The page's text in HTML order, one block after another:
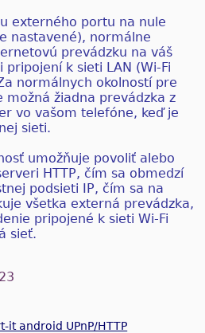
externého portu na nule
nastavené), normálne
prevádzku na váš
k sieti LAN (Wi-Fi
normálnych okolností pre
možná žiadna prevádzka z
vo vašom telefóne, keď je
sieti.
umožňuje povoliť alebo
HTTP, čím sa obmedzí
podsieti IP, čím sa na
všetka externá prevádzka,
pripojené k sieti Wi-Fi
sieť.
it android UPnP/HTTP